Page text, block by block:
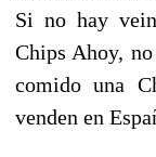
Si no hay
Chips Ahoy,
comido una
venden en